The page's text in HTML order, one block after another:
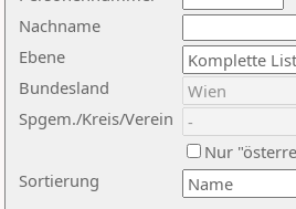
Nachname
Ebene
Sortierung
Bundesland
Spgem./Kreis/Verein
Nur